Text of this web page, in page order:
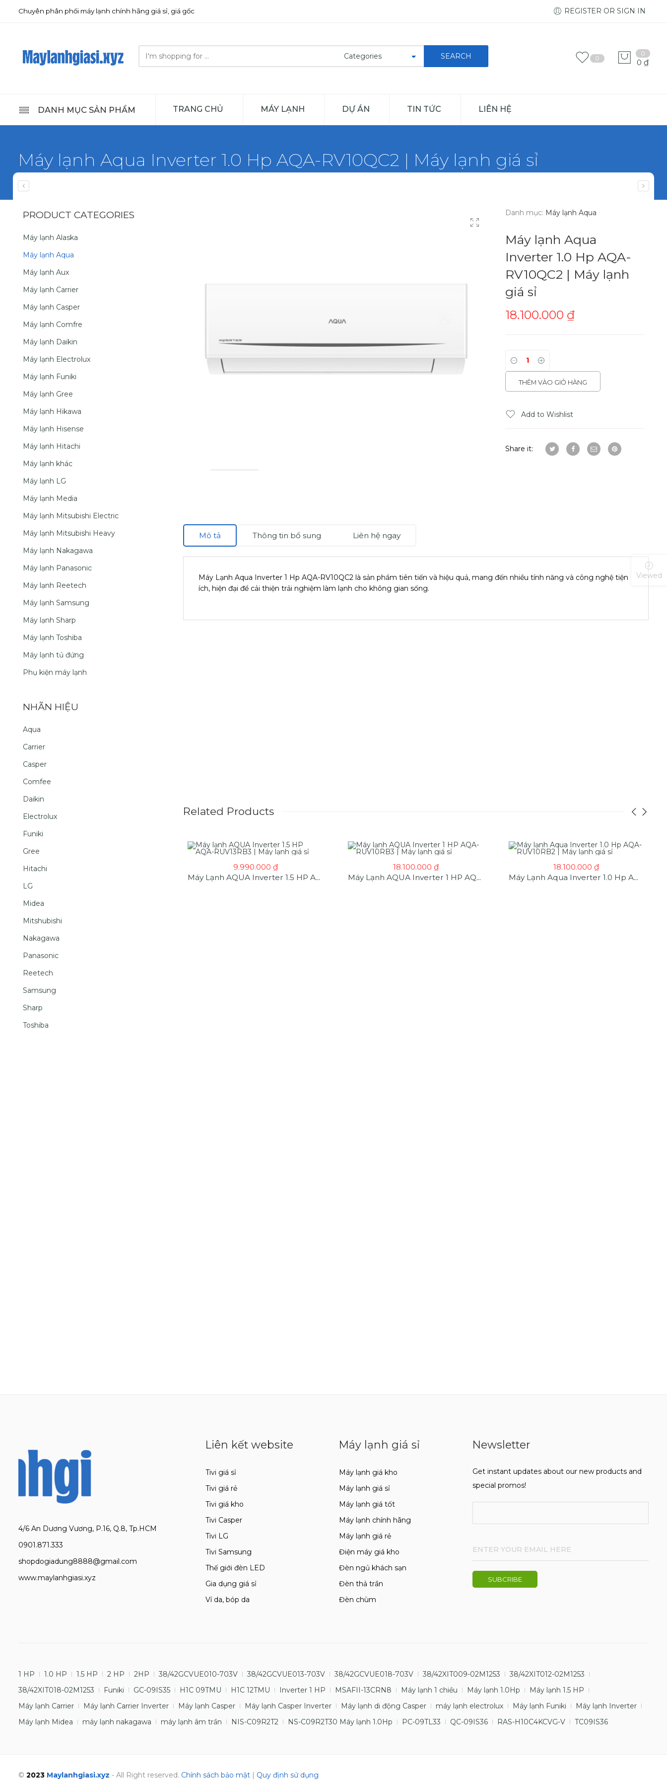
Chuyên phân phối máy lạnh chính hãng giá sỉ, giá gốc REGISTER OR SIGN IN
Search
here
0
0
0₫
DANH MỤC SẢN PHẨM TRANG CHỦ MÁY LẠNH DỰ ÁN TIN TỨC LIÊN HỆ
Máy lạnh Aqua Inverter 1.0 Hp AQA-RV10QC2 | Máy lạnh giá sỉ
Home
Danh mục: Máy lạnh Aqua
Máy lạnh Aqua
Inverter 1.0 Hp AQA-
RV10QC2 | Máy lạnh
giá sỉ
18.100.000 ₫
THÊM VÀO GIỎ HÀNG
Add to Wishlist
Share it:
Mô tả Thông tin bổ sung Liên hệ ngay
Máy Lạnh Aqua Inverter 1 Hp AQA-RV10QC2 là sản phẩm tiên tiến và hiệu quả, mang đến nhiều tính năng và công nghệ tiện
ích, hiện đại để cải thiện trải nghiệm làm lạnh cho không gian sống.
Related Products
9.990.000 ₫
Máy Lạnh AQUA Inverter 1.5 HP AQA-RUV13RB3 | Máy Lạnh Giá Sỉ
18.100.000₫
Máy Lạnh AQUA Inverter 1 HP AQA-RUV10RB3 | Máy Lạnh Giá Sỉ
18.100.000₫
Máy Lạnh Aqua Inverter 1.0 Hp AQA-RUV10RB2 | Máy Lạnh Giá Sỉ
PRODUCT CATEGORIES
Máy lạnh Alaska
Máy lạnh Aqua
Máy lạnh Aux
Máy lạnh Carrier
Máy lạnh Casper
Máy lạnh Comfre
Máy lạnh Daikin
Máy lạnh Electrolux
Máy lạnh Funiki
Máy lạnh Gree
Máy lạnh Hikawa
Máy lạnh Hisense
Máy lạnh Hitachi
Máy lạnh khác
Máy lạnh LG
Máy lạnh Media
Máy lạnh Mitsubishi Electric
Máy lạnh Mitsubishi Heavy
Máy lạnh Nakagawa
Máy lạnh Panasonic
Máy lạnh Reetech
Máy lạnh Samsung
Máy lạnh Sharp
Máy lạnh Toshiba
Máy lạnh tủ đứng
Phụ kiện máy lạnh
NHÃN HIỆU
Aqua
Carrier
Casper
Comfee
Daikin
Electrolux
Funiki
Gree
Hitachi
LG
Midea
Mitshubishi
Nakagawa
Panasonic
Reetech
Samsung
Sharp
Toshiba
4/6 An Dương Vương, P.16, Q.8, Tp.HCM
0901.871.333
shopdogiadung8888@gmail.com
www.maylanhgiasi.xyz
Liên kết website
Tivi giá sỉ
Tivi giá rẻ
Tivi giá kho
Tivi Casper
Tivi LG
Tivi Samsung
Thế giới đèn LED
Gia dụng giá sỉ
Ví da, bóp da
Máy lạnh giá sỉ
Máy lạnh giá kho
Máy lạnh giá sỉ
Máy lạnh giá tốt
Máy lạnh chính hãng
Máy lạnh giá rẻ
Điện máy giá kho
Đèn ngủ khách sạn
Đèn thả trần
Đèn chùm
Newsletter
Get instant updates about our new products and
special promos!
1 HP 1.0 HP 1.5 HP 2 HP 2HP 38/42GCVUE010-703V 38/42GCVUE013-703V 38/42GCVUE018-703V 38/42XIT009-02M1253
38/42XIT012-02M1253
38/42XIT018-02M1253
Funiki GC-09IS35 H1C 09TMU H1C 12TMU Inverter 1 HP MSAFII-13CRN8 Máy lạnh 1 chiều Máy lạnh 1.0Hp
Máy lạnh 1.5 HP
Máy lạnh Carrier
Máy lạnh Carrier Inverter Máy lạnh Casper Máy lạnh Casper Inverter Máy lạnh di động Casper máy lạnh electrolux Máy lạnh Funiki
Máy lạnh Inverter
Máy lạnh Midea
máy lạnh nakagawa máy lạnh âm trần NIS-C09R2T2 NS-C09R2T30 Máy lạnh 1.0Hp PC-09TL33 QC-09IS36 RAS-H10C4KCVG-V TC09IS36
© 2023 Maylanhgiasi.xyz - All Right reserved. Chính sách bảo mật| Quy định sử dụng
Viewed